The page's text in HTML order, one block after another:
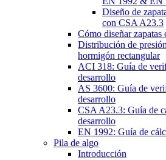
Diseño de
con CSA A23.3
Cómo diseñar zapatas
Distribución de
hormigón rectangular
ACI 318: Guía de
desarrollo
AS 3600: Guía de
desarrollo
CSA A23.3: Guía de
desarrollo
EN 1992: Guía de
Pila de algo
Introducción